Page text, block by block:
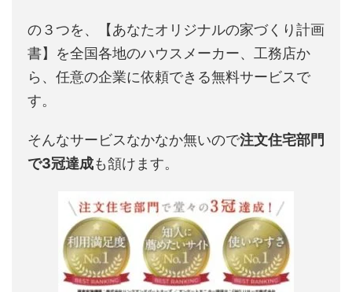
の３つを、【あなたオリジナルの家づくり計画
書】を全国各地のハウスメーカー、工務店か
ら、任意の企業に依頼できる無料サービスで
す。
そんなサービスなかなか無いので注文住宅部門
で3冠達成も頷けます。